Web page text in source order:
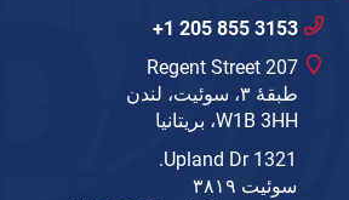
+1 205 855 3153
207 Regent Street
طبقهٔ ۳، سوئیت، لندن
W1B 3HH، بریتانیا
1321 Upland Dr.
سوئیت ۳۸۱۹